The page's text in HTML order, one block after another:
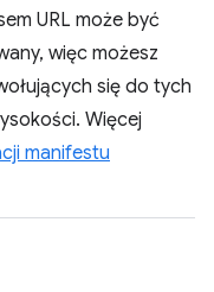
URL może być
więc możesz
się do tych
Więcej
manifestu